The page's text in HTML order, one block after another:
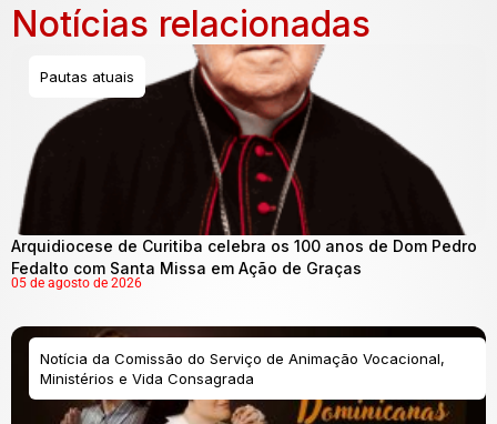
Notícias relacionadas
Pautas atuais
Arquidiocese de Curitiba celebra os 100 anos de Dom Pedro
Fedalto com Santa Missa em Ação de Graças
05 de agosto de 2026
Notícia da Comissão do Serviço de Animação Vocacional,
Ministérios e Vida Consagrada